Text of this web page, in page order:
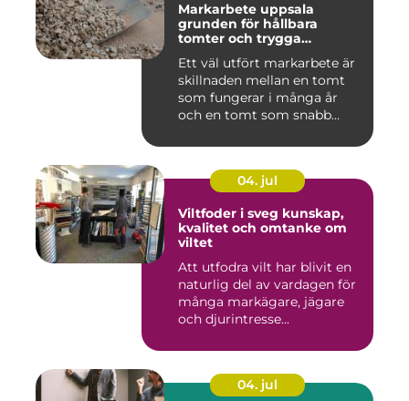
Markarbete uppsala
grunden för hållbara
tomter och trygga
Ett väl utfört markarbete är
skillnaden mellan en tomt
som fungerar i många år
och en tomt som snabb...
04. jul
Viltfoder i sveg kunskap,
kvalitet och omtanke om
viltet
Att utfodra vilt har blivit en
naturlig del av vardagen för
många markägare, jägare
och djurintresse...
04. jul